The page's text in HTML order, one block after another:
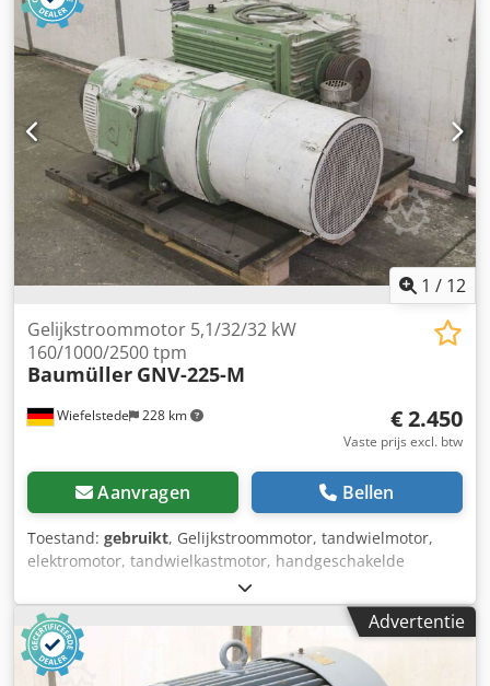
22 kg
1 / 12
Wiefelstede 228 km
Gelijkstroommotor 5,1/32/32 kW
160/1000/2500 tpm
Baumüller GNV-225-M
€ 2.450
Vaste prijs excl. btw
Aanvragen Bellen
Toestand: gebruikt, Gelijkstroommotor, tandwielmotor,
elektromotor, tandwielkastmotor, handgeschakelde
versnellingsbak -Elektrische motorsnelheden:
160/1000/2500 tpm -Vermogen: 5,1/32/32 kW -Volt: 100-
400V Dsdpfx Aedkf Igji Howa -Beschermingsklasse: IP 22 -
Gearbox fabrikant Woerner type: MVD -hydraulisch:
schakelbaar -Bouw: B3 -Diameter schacht: Ø mm -Maten:
Advertentie